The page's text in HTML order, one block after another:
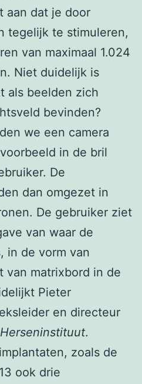
aan dat je door
tegelijk te stimuleren,
van maximaal 1.024
Niet duidelijk is
als beelden zich
bevinden?
we een camera
in de bril
De
dan omgezet in
De gebruiker ziet
van waar de
in de vorm van
van matrixbord in de
Pieter
en directeur
.
zoals de
ook drie